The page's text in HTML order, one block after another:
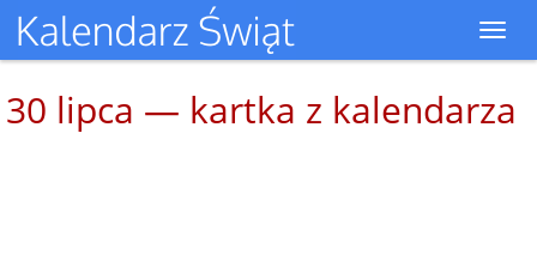
30 lipca — kartka z kalendarza